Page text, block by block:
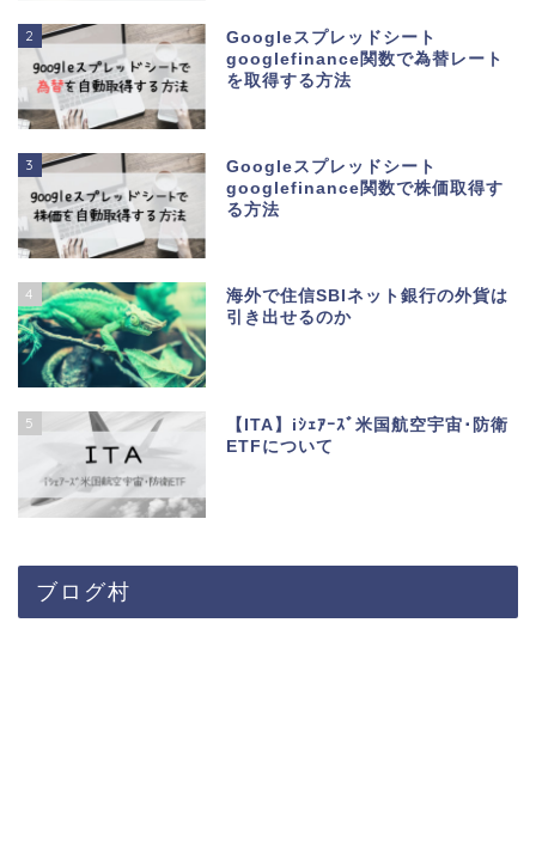
2
Googleスプレッドシート
googlefinance関数で為替レート
を取得する方法
3
Googleスプレッドシート
googlefinance関数で株価取得す
る方法
4
海外で住信SBIネット銀行の外貨は
引き出せるのか
5
【ITA】iｼｪｱｰｽﾞ米国航空宇宙･防衛
ETFについて
ブログ村